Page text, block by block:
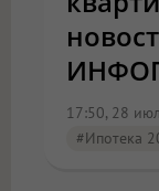
17:50, 28
#Ипотека